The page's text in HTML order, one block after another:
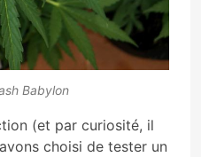
Babylon
(et par curiosité, il
choisi de tester un